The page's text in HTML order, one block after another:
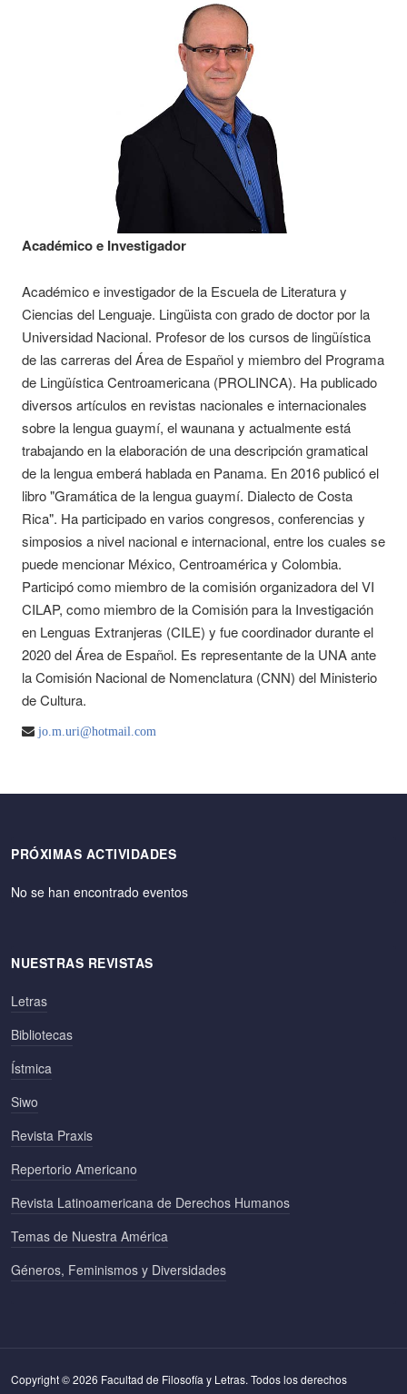
Académico e Investigador
Académico e investigador de la Escuela de Literatura y
Ciencias del Lenguaje. Lingüista con grado de doctor por la
Universidad Nacional. Profesor de los cursos de lingüística
de las carreras del Área de Español y miembro del Programa
de Lingüística Centroamericana (PROLINCA). Ha publicado
diversos artículos en revistas nacionales e internacionales
sobre la lengua guaymí, el waunana y actualmente está
trabajando en la elaboración de una descripción gramatical
de la lengua emberá hablada en Panama. En 2016 publicó el
libro "Gramática de la lengua guaymí. Dialecto de Costa
Rica". Ha participado en varios congresos, conferencias y
simposios a nivel nacional e internacional, entre los cuales se
puede mencionar México, Centroamérica y Colombia.
Participó como miembro de la comisión organizadora del VI
CILAP, como miembro de la Comisión para la Investigación
en Lenguas Extranjeras (CILE) y fue coordinador durante el
2020 del Área de Español. Es representante de la UNA ante
la Comisión Nacional de Nomenclatura (CNN) del Ministerio
de Cultura.
jo.m.uri@hotmail.com
PRÓXIMAS ACTIVIDADES
No se han encontrado eventos
NUESTRAS REVISTAS
Letras
Bibliotecas
Ístmica
Siwo
Revista Praxis
Repertorio Americano
Revista Latinoamericana de Derechos Humanos
Temas de Nuestra América
Géneros, Feminismos y Diversidades
Copyright © 2026 Facultad de Filosofía y Letras. Todos los derechos